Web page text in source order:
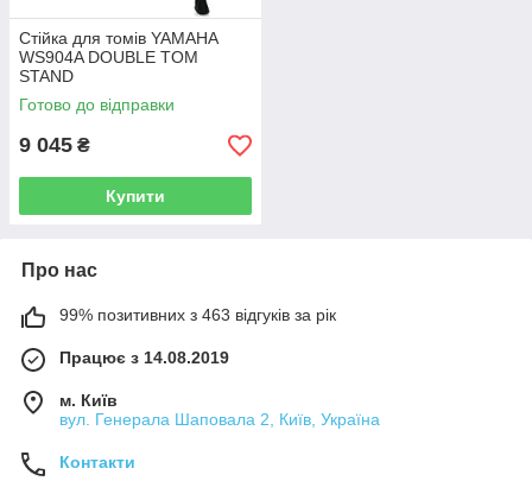
Стійка для томів YAMAHA
WS904A DOUBLE TOM
STAND
Готово до відправки
9 045 ₴
Купити
Про нас
99% позитивних з 463 відгуків за рік
Працює з 14.08.2019
м. Київ
вул. Генерала Шаповала 2, Київ, Україна
Контакти